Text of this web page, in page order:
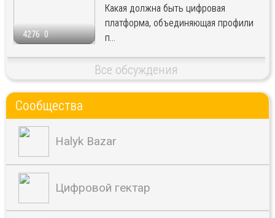
4276 0
Какая должна быть цифровая
платформа, объединяющая профили
п...
Все обсуждения
Сообщества
Halyk Bazar
Цифровой гектар